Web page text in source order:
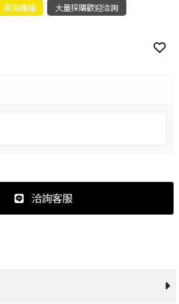
商用機種 大量採購歡迎洽詢
洽詢客服